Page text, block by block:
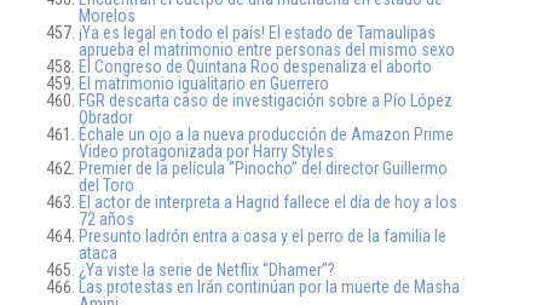
Morelos
¡Ya es legal en todo el país! El estado de Tamaulipas
aprueba el matrimonio entre personas del mismo sexo
El Congreso de Quintana Roo despenaliza el aborto
El matrimonio igualitario en Guerrero
FGR descarta caso de investigación sobre a Pío López
Obrador
Échale un ojo a la nueva producción de Amazon Prime
Video protagonizada por Harry Styles
Premier de la película ‘’Pinocho’’ del director Guillermo
del Toro
El actor de interpreta a Hagrid fallece el día de hoy a los
72 años
Presunto ladrón entra a casa y el perro de la familia le
ataca
¿Ya viste la serie de Netflix ‘’Dhamer’’?
Las protestas en Irán continúan por la muerte de Masha